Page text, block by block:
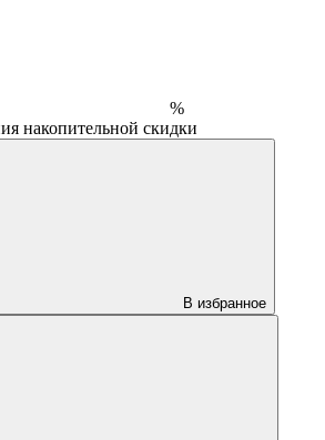
%
накопительной скидки
В избранное